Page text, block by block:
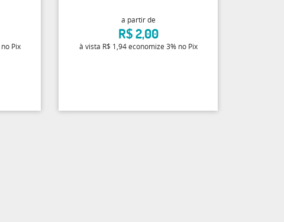
no Pix
a partir de
R$ 2,00
à vista R$ 1,94economize 3% no Pix